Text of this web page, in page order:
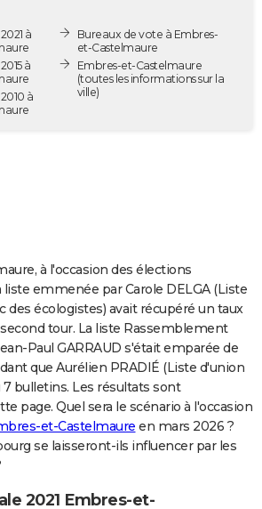
à
à
à
Bureaux de vote à Embres-
et-Castelmaure
Embres-et-Castelmaure
(toutes les informations sur la
ville)
à l'occasion des élections
liste emmenée par Carole DELGA (Liste
des écologistes) avait récupéré un taux
second tour. La liste Rassemblement
Paul GARRAUD s'était emparée de
que Aurélien PRADIÉ (Liste d'union
bulletins. Les résultats sont
page. Quel sera le scénario à l'occasion
et-Castelmaure en mars 2026 ?
se laisseront-ils influencer par les
2021 Embres-et-